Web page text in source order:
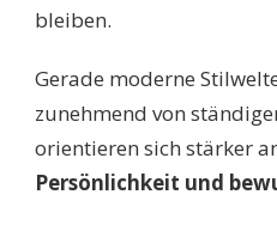
bleiben.
Gerade moderne
zunehmend von
orientieren sich stärker
Persönlichkeit und